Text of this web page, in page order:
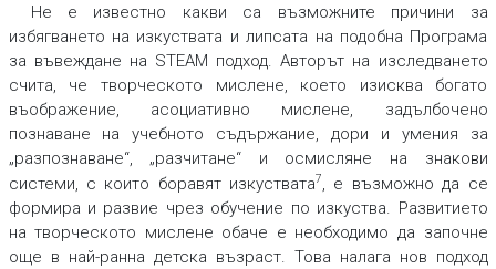
Не е известно какви са възможните причини за
избягването на изкуствата и липсата на подобна Програма
за въвеждане на STEAM подход. Авторът на изследването
счита, че творческото мислене, което изисква богато
въображение, асоциативно мислене, задълбочено
познаване на учебното съдържание, дори и умения за
„разпознаване“, „разчитане“ и осмисляне на знакови
системи, с които боравят изкуствата7, е възможно да се
формира и развие чрез обучение по изкуства. Развитието
на творческото мислене обаче е необходимо да започне
още в най-ранна детска възраст. Това налага нов подход